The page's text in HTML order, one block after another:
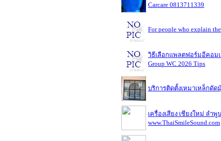
Carcare 0813711339
For people who explain
วิธีเลือกแพลตฟอร์มอีคอม
Group WC 2026 Tips
บริการติดตั้งเหมาเหล็กดัด
เครื่องเสียง เชียงใหม่ ลำพู
www.ThaiSmileSound.com